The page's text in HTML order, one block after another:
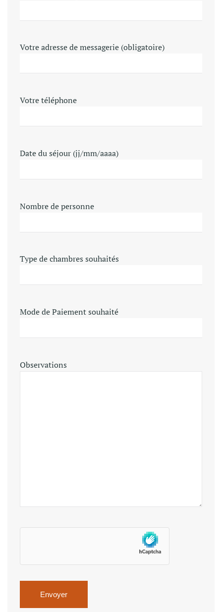
Votre adresse de messagerie (obligatoire)
Votre téléphone
Date du séjour (jj/mm/aaaa)
Nombre de personne
Type de chambres souhaités
Mode de Paiement souhaité
Observations